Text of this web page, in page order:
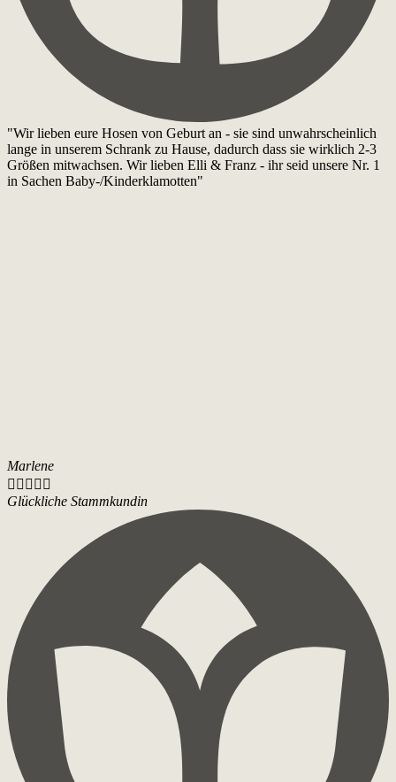
"Wir lieben eure Hosen von Geburt an - sie sind unwahrscheinlich
lange in unserem Schrank zu Hause, dadurch dass sie wirklich 2-3
Größen mitwachsen. Wir lieben Elli & Franz - ihr seid unsere Nr. 1
in Sachen Baby-/Kinderklamotten"
Marlene
    
Glückliche Stammkundin